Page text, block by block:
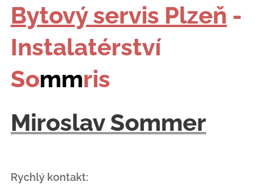
Bytový servis Plzeň -
Instalatérství
Sommris
Miroslav Sommer
Rychlý kontakt: